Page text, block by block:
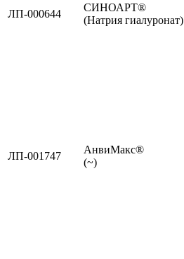
ЛП-000644
СИНОАРТ®
(Натрия гиалуронат)
ЛП-001747
АнвиМакс®
(~)